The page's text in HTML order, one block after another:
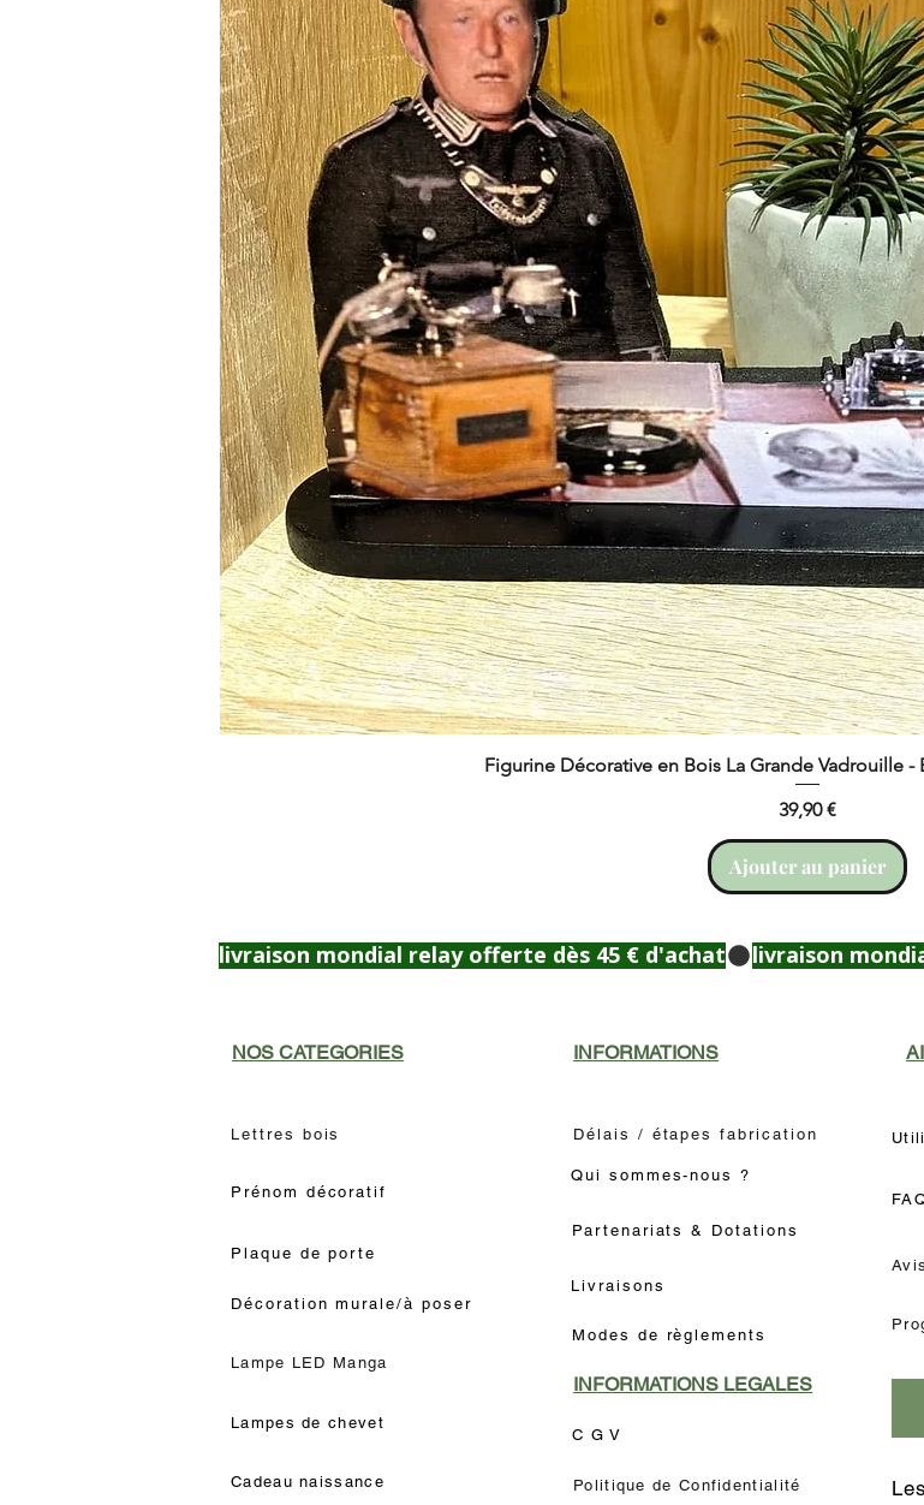
Figurine Décorative en Bois La Grande Vadrouille -
Prix
39,90 €
Ajouter au panier
livraison mondial relay offerte dès 45 € d'achat
NOS CATEGORIES
Lettres bois
Prénom décoratif
Plaque de porte
Décoration murale/à poser
Lampe LED Manga
Lampes de chevet
Cadeau naissance
INFORMATIONS
Délais / étapes fabrication
Qui sommes-nous ?
Partenariats & Dotations
Livraisons
Modes de règlements
INFORMATIONS LEGALES
C G V
Politique de Confidentialité